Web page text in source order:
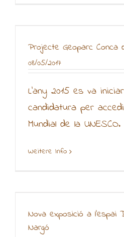
Projecte Geoparc Conca
08/05/2017
L'any 2015 es va
candidatura per
Mundial de la UNESCO.
Weitere Info
Nova exposició a l’espai
Nargó